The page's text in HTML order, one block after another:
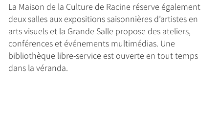
La Maison de la Culture de Racine réserve également
deux salles aux expositions saisonnières d’artistes en
arts visuels et la Grande Salle propose des ateliers,
conférences et événements multimédias. Une
bibliothèque libre-service est ouverte en tout temps
dans la véranda.